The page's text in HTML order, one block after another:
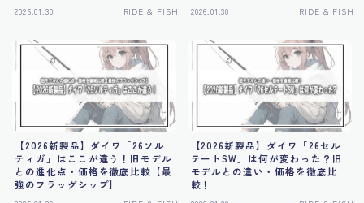
2026.01.30 RIDE & FISH 2026.01.30 RIDE & FISH
【2026新製品】ダイワ「26ソル
ティガ」はここが違う！旧モデル
との進化点・価格を徹底比較【最
強のフラッグシップ】
【2026新製品】ダイワ「26セル
テートSW」は何が変わった？旧
モデルとの違い・価格を徹底比
較！